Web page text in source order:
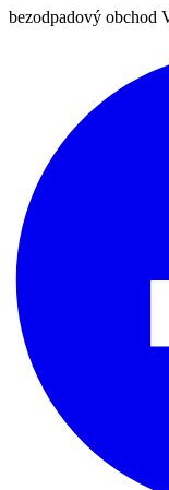
bezodpadový obchod